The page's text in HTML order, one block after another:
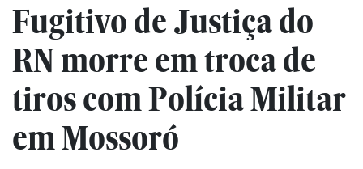
Fugitivo de Justiça do
RN morre em troca de
tiros com Polícia Militar
em Mossoró